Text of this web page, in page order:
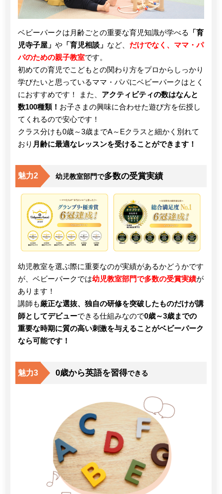
ベビーパークは月齢ごとの重要な育児知識が学べる
「育
児寺子屋」や 「育児相談」 など、 だけでなく、ママ・パ
パのための親子教室です。
初めての育児でこどもとの関わり方をプロからしっかり
学びたいと思っているママ・パパにベビーパークはとく
におすすめです！ また、 アクティビティの数はなんと
数100種類！ お子さまの興味に合わせた遊び方を伝授し
てくれるので安心です！
クラス分けも0歳～3歳までA～Eクラスと細かく別れて
おり 月齢に最適なレッスンを受けることができます！
魅力2 幼児教室部門で多数の受賞実績
幼児教室を選ぶ際に重要なのが実績があるかどうかです
が、ベビーパークでは幼児教室部門で多数の受賞実績が
あります！
講師も厳正な選抜、独自の研修を突破したものだけが講
師としてデビューできる仕組みなので0歳～3歳までの
重要な時期に質の高い刺激を与えることがベビーパーク
なら可能です！
魅力3 0歳から英語を習得できる